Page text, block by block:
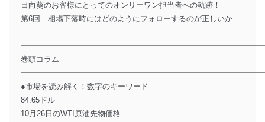
日向葵のお客様にとってのオンリーワン担当者への軌跡！
第6回 相場下落時にはどのようにフォローするのが正しいか
巻頭コラム
●市場を読み解く！数字のキーワード
84.65ドル
10月26日のWTI原油先物価格